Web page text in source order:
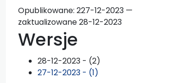
Opublikowane: 227-12-2023 —
zaktualizowane 28-12-2023
Wersje
28-12-2023 - (2)
27-12-2023 - (1)